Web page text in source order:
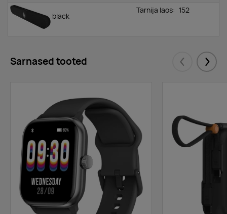
black
Tarnija laos: 152
Sarnased tooted Eelmised